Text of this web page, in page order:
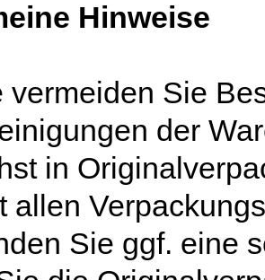
Hinweise
vermeiden Sie
der
in
allen
Sie ggf. eine